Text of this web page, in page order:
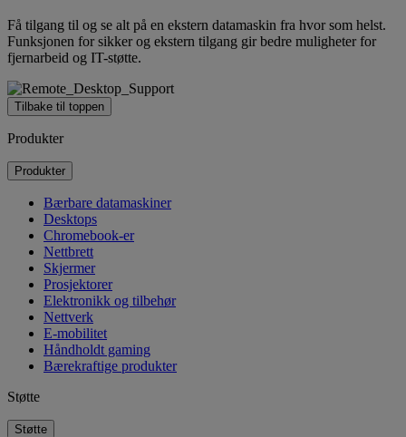
Få tilgang til og se alt på en ekstern datamaskin fra hvor som helst.
Funksjonen for sikker og ekstern tilgang gir bedre muligheter for
fjernarbeid og IT-støtte.
Tilbake til toppen
Produkter
Produkter
Bærbare datamaskiner
Desktops
Chromebook-er
Nettbrett
Skjermer
Prosjektorer
Elektronikk og tilbehør
Nettverk
E-mobilitet
Håndholdt gaming
Bærekraftige produkter
Støtte
Støtte